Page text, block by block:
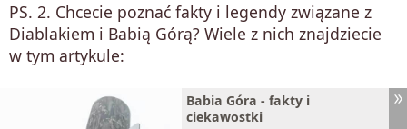
PS. 2. Chcecie poznać fakty i legendy związane z
Diablakiem i Babią Górą? Wiele z nich znajdziecie
w tym artykule:
Babia Góra - fakty i
ciekawostki